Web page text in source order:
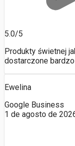
5.0/5
Produkty świetnej
dostarczone
Ewelina
Google Business
1 de agosto de